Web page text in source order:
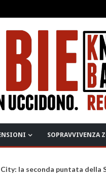
SOPRAVVIVENZA
la seconda puntata della